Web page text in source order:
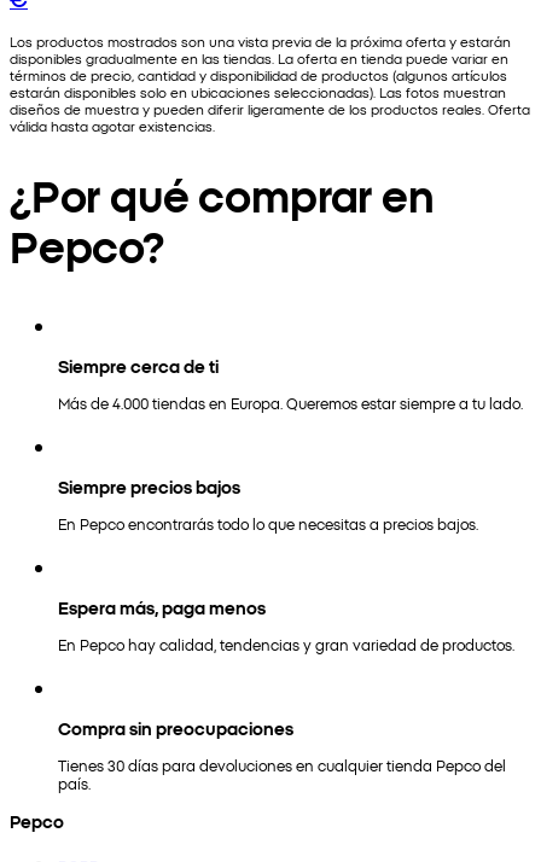
Los productos mostrados son una vista previa de la próxima oferta y estarán
disponibles gradualmente en las tiendas. La oferta en tienda puede variar en
términos de precio, cantidad y disponibilidad de productos (algunos artículos
estarán disponibles solo en ubicaciones seleccionadas). Las fotos muestran
diseños de muestra y pueden diferir ligeramente de los productos reales. Oferta
válida hasta agotar existencias.
¿Por qué comprar en
Pepco?
Siempre cerca de ti
Más de 4.000 tiendas en Europa. Queremos estar siempre a tu lado.
Siempre precios bajos
En Pepco encontrarás todo lo que necesitas a precios bajos.
Espera más, paga menos
En Pepco hay calidad, tendencias y gran variedad de productos.
Compra sin preocupaciones
Tienes 30 días para devoluciones en cualquier tienda Pepco del
país.
Pepco